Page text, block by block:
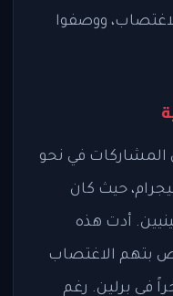
ووصفوا
في نحو
حيث كان
أدت هذه
بتهم الاغتصاب
في برلين. رغم